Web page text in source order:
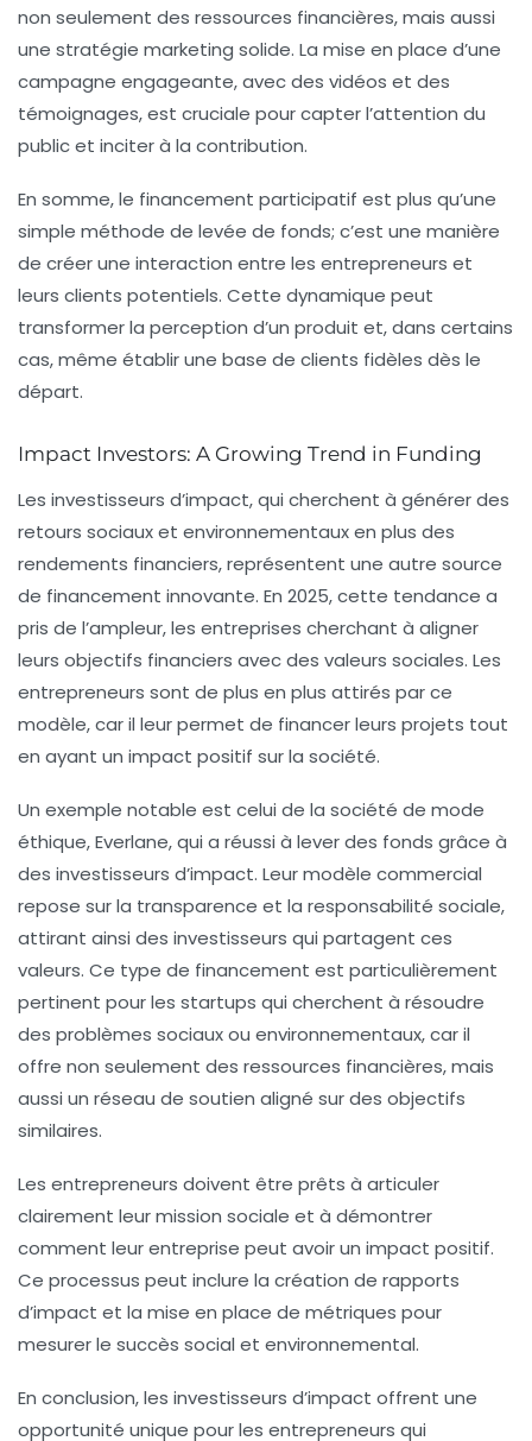
non seulement des ressources financières, mais aussi
une stratégie marketing solide. La mise en place d’une
campagne engageante, avec des vidéos et des
témoignages, est cruciale pour capter l’attention du
public et inciter à la contribution.
En somme, le financement participatif est plus qu’une
simple méthode de levée de fonds; c’est une manière
de créer une interaction entre les entrepreneurs et
leurs clients potentiels. Cette dynamique peut
transformer la perception d’un produit et, dans certains
cas, même établir une base de clients fidèles dès le
départ.
Impact Investors: A Growing Trend in Funding
Les investisseurs d’impact, qui cherchent à générer des
retours sociaux et environnementaux en plus des
rendements financiers, représentent une autre source
de financement innovante. En 2025, cette tendance a
pris de l’ampleur, les entreprises cherchant à aligner
leurs objectifs financiers avec des valeurs sociales. Les
entrepreneurs sont de plus en plus attirés par ce
modèle, car il leur permet de financer leurs projets tout
en ayant un impact positif sur la société.
Un exemple notable est celui de la société de mode
éthique, Everlane, qui a réussi à lever des fonds grâce à
des investisseurs d’impact. Leur modèle commercial
repose sur la transparence et la responsabilité sociale,
attirant ainsi des investisseurs qui partagent ces
valeurs. Ce type de financement est particulièrement
pertinent pour les startups qui cherchent à résoudre
des problèmes sociaux ou environnementaux, car il
offre non seulement des ressources financières, mais
aussi un réseau de soutien aligné sur des objectifs
similaires.
Les entrepreneurs doivent être prêts à articuler
clairement leur mission sociale et à démontrer
comment leur entreprise peut avoir un impact positif.
Ce processus peut inclure la création de rapports
d’impact et la mise en place de métriques pour
mesurer le succès social et environnemental.
En conclusion, les investisseurs d’impact offrent une
opportunité unique pour les entrepreneurs qui